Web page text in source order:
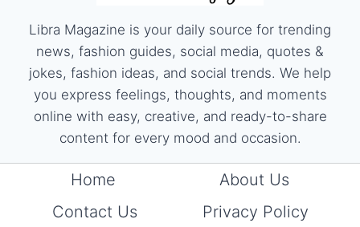
Libra Magazine is your daily source for trending
news, fashion guides, social media, quotes &
jokes, fashion ideas, and social trends. We help
you express feelings, thoughts, and moments
online with easy, creative, and ready-to-share
content for every mood and occasion.
Home
About Us
Contact Us
Privacy Policy